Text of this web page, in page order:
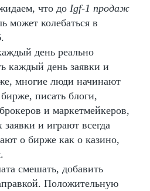
что до Igf-1 продаж
может колебаться в
день реально
каждый день заявки и
многие люди начинают
писать блоги,
и маркетмейкеров,
и играют всегда
о бирже как о казино,
смешать, добавить
Положительную